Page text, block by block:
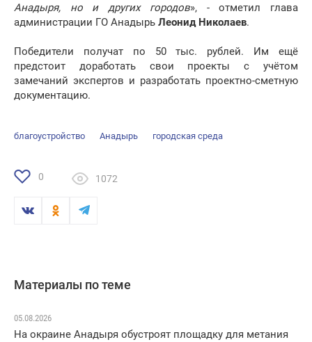
Анадыря, но и других городов», - отметил глава
администрации ГО Анадырь Леонид Николаев.
Победители получат по 50 тыс. рублей. Им ещё
предстоит доработать свои проекты с учётом
замечаний экспертов и разработать проектно-сметную
документацию.
благоустройство Анадырь городская среда
0 1072
Материалы по теме
05.08.2026
На окраине Анадыря обустроят площадку для метания